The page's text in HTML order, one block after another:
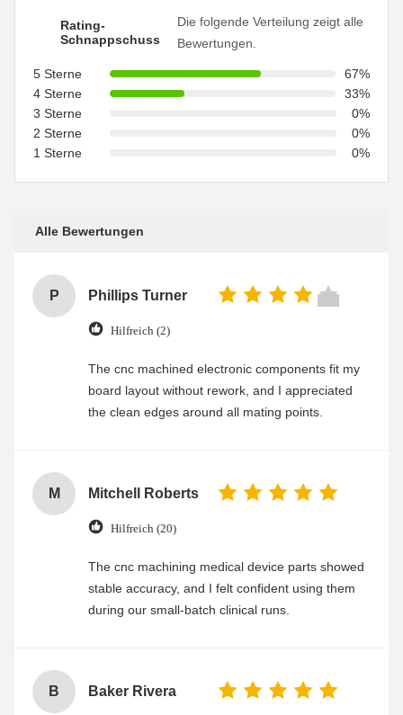
Rating-
Schnappschuss
Die folgende Verteilung zeigt alle
Bewertungen.
5 Sterne
67%
4 Sterne
33%
3 Sterne
0%
2 Sterne
0%
1 Sterne
0%
Alle Bewertungen
P Phillips Turner
Hilfreich (2)
The cnc machined electronic components fit my
board layout without rework, and I appreciated
the clean edges around all mating points.
M Mitchell Roberts
Hilfreich (20)
The cnc machining medical device parts showed
stable accuracy, and I felt confident using them
during our small-batch clinical runs.
B Baker Rivera